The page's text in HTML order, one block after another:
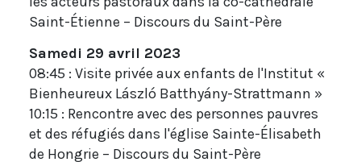
Saint-Étienne – Discours du Saint-Père
Samedi 29 avril 2023
08:45 : Visite privée aux enfants de l'Institut «
Bienheureux László Batthyány-Strattmann »
10:15 : Rencontre avec des personnes pauvres
et des réfugiés dans l'église Sainte-Élisabeth
de Hongrie – Discours du Saint-Père